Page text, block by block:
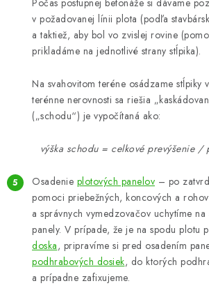
Počas postupnej betonáže si dávame
v požadovanej línii plota (podľa
a taktiež, aby bol vo zvislej rovine
prikladáme na jednotlivé strany stĺpika).
Na svahovitom teréne osádzame stĺpiky
terénne nerovnosti sa riešia
(„schodu“) je vypočítaná ako:
výška schodu = celkové prevýšenie
Osadenie plotových panelov – po
pomoci priebežných, koncových a
a správnych vymedzovačov uchytíme
panely. V prípade, že je na spodu plotu
doska, pripravíme si pred osadením
podhrabových dosiek, do ktorých
a prípadne zafixujeme.